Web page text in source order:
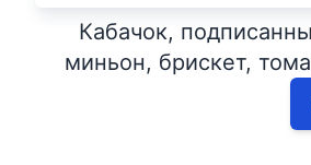
Кабачок,
миньон, брискет,